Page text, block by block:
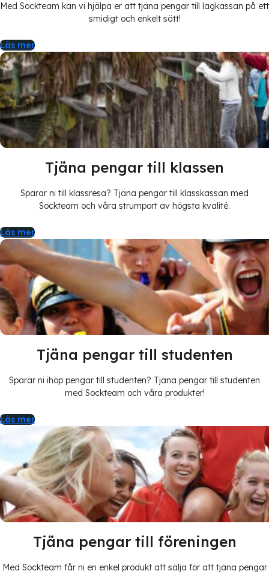
Med Sockteam kan vi hjälpa er att tjäna pengar till lagkassan på ett
smidigt och enkelt sätt!
Läs mer
Tjäna pengar till klassen
Sparar ni till klassresa? Tjäna pengar till klasskassan med
Sockteam och våra strumport av högsta kvalité.
Läs mer
Tjäna pengar till studenten
Sparar ni ihop pengar till studenten? Tjäna pengar till studenten
med Sockteam och våra produkter!
Läs mer
Tjäna pengar till föreningen
Med Sockteam får ni en enkel produkt att sälja för att tjäna pengar